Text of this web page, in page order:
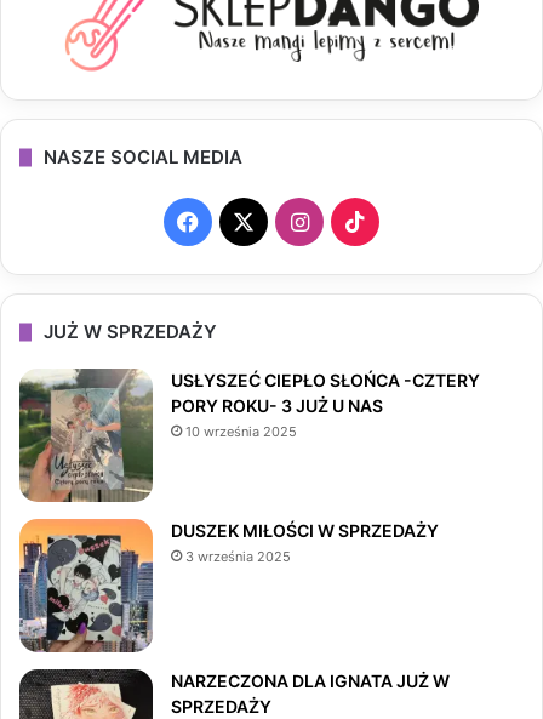
NASZE SOCIAL MEDIA
F
a
b
k
X
I
n
a
T
i
T
o
JUŻ W SPRZEDAŻY
USŁYSZEĆ CIEPŁO SŁOŃCA -CZTERY
PORY ROKU- 3 JUŻ U NAS
10 września 2025
DUSZEK MIŁOŚCI W SPRZEDAŻY
3 września 2025
NARZECZONA DLA IGNATA JUŻ W
SPRZEDAŻY